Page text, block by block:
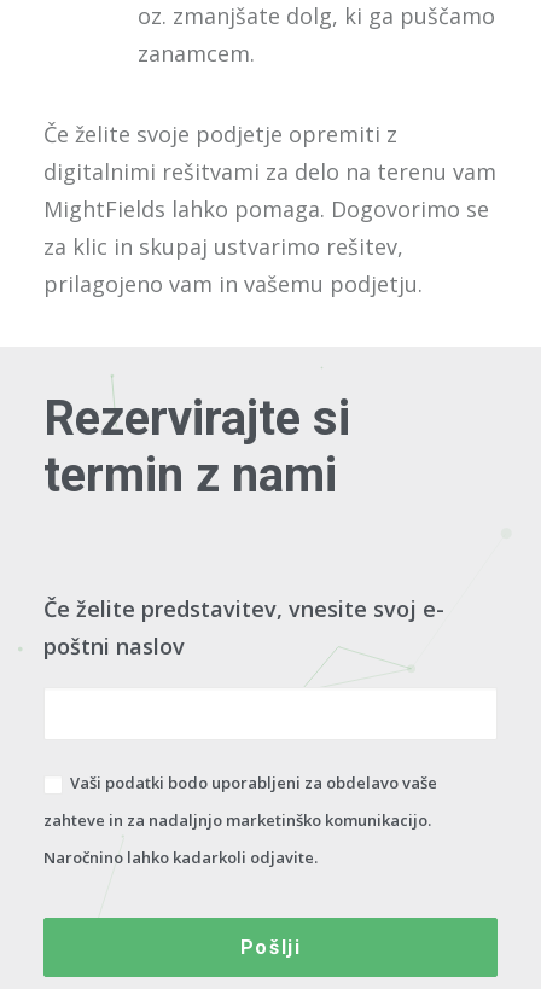
oz. zmanjšate dolg, ki ga puščamo
zanamcem.
Če želite svoje podjetje opremiti z
digitalnimi rešitvami za delo na terenu vam
MightFields lahko pomaga. Dogovorimo se
za klic in skupaj ustvarimo rešitev,
prilagojeno vam in vašemu podjetju.
Rezervirajte si
termin z nami
Če želite predstavitev, vnesite svoj e-
poštni naslov
Vaši podatki bodo uporabljeni za obdelavo vaše
zahteve in za nadaljnjo marketinško komunikacijo.
Naročnino lahko kadarkoli odjavite.